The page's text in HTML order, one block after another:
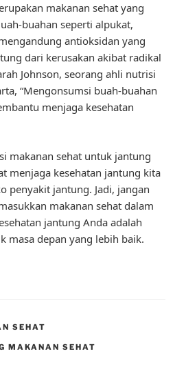
makanan sehat yang
buahan seperti alpukat,
antioksidan yang
dari kerusakan akibat radikal
Johnson, seorang ahli nutrisi
“Mengonsumsi buah-buahan
menjaga kesehatan
makanan sehat untuk jantung
menjaga kesehatan jantung kita
penyakit jantung. Jadi, jangan
makanan sehat dalam
jantung Anda adalah
masa depan yang lebih baik.
SEHAT
MAKANAN SEHAT